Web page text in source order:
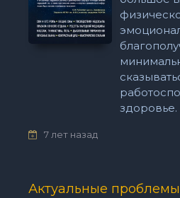
здоровье.
7 лет назад